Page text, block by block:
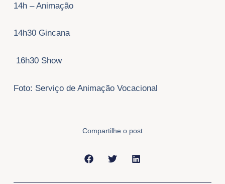
14h – Animação
14h30 Gincana
16h30 Show
Foto: Serviço de Animação Vocacional
Compartilhe o post